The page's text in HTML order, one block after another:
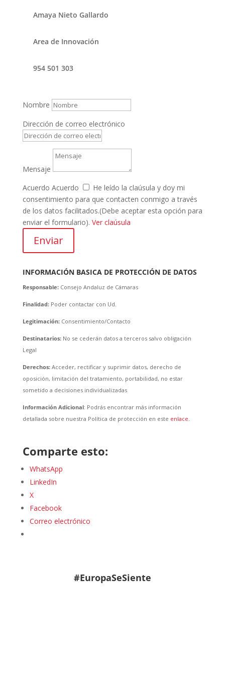
Amaya Nieto Gallardo
Area de Innovación
954 501 303
Nombre
Dirección de correo electrónico
Mensaje
Acuerdo Acuerdo
He leído la claúsula y doy mi
consentimiento para que contacten conmigo a través
de los datos facilitados.(Debe aceptar esta opción para
enviar el formulario). Ver claúsula
Enviar
INFORMACIÓN BASICA DE PROTECCIÓN DE DATOS
Responsable: Consejo Andaluz de Cámaras
Finalidad: Poder contactar con Ud.
Legitimación: Consentimiento/Contacto
Destinatarios: No se cederán datos a terceros salvo obligación
Legal
Derechos: Acceder, rectificar y suprimir datos, derecho de
oposición, limitación del tratamiento, portabilidad, no estar
sometido a decisiones individualizadas
Información Adicional: Podrás encontrar más información
detallada sobre nuestra Política de protección en este enlace
Comparte esto:
WhatsApp
LinkedIn
X
Facebook
Correo electrónico
#EuropaSeSiente